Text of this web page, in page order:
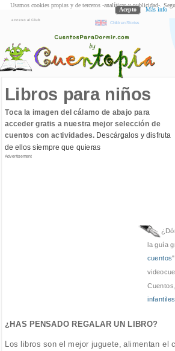
acceso al Club
Children Stories
Libros para niños
Toca la imagen del cálamo de abajo para
acceder gratis a nuestra mejor selección de
cuentos con actividades.Descárgalos y disfruta
de ellos siempre que quieras
Advertisement
la guía
cuentos
infantiles
¿HAS PENSADO REGALAR UN LIBRO?
Los libros son el mejor juguete, alimentan el
Usamos cookies propias y de terceros -analíticas y publicidad-.
Acepto Más info